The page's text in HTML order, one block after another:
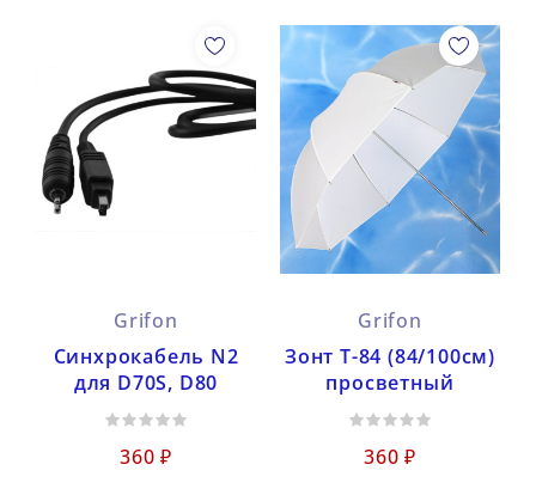
Grifon
Синхрокабель N2
для D70S, D80
360 ₽
Grifon
Зонт Т-84 (84/100см)
просветный
360 ₽